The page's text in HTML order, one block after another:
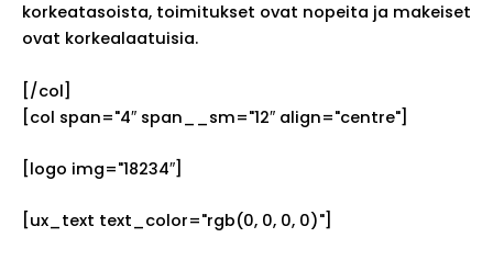
korkeatasoista, toimitukset ovat nopeita ja makeiset
ovat korkealaatuisia.
[/col]
[col span="4″ span__sm="12″ align="centre"]
[logo img="18234″]
[ux_text text_color="rgb(0, 0, 0, 0)"]